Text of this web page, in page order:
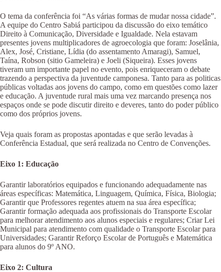
O tema da conferência foi “As várias formas de mudar nossa cidade”.
A equipe do Centro Sabiá participou da discussão do eixo temático
Direito à Comunicação, Diversidade e Igualdade. Nela estavam
presentes jovens multiplicadores de agroecologia que foram: Joselânia,
Alex, José, Cristiane, Lídia (do assentamento Amaragi), Samuel,
Taína, Robson (sitio Gameleira) e Joeli (Siqueira). Esses jovens
tiveram um importante papel no evento, pois enriqueceram o debate
trazendo a perspectiva da juventude camponesa. Tanto para as politicas
públicas voltadas aos jovens do campo, como em questões como lazer
e educação. A juventude rural mais uma vez marcando presença nos
espaços onde se pode discutir direito e deveres, tanto do poder público
como dos próprios jovens.
Veja quais foram as propostas apontadas e que serão levadas à
Conferência Estadual, que será realizada no Centro de Convenções.
Eixo 1: Educação
Garantir laboratórios equipados e funcionando adequadamente nas
áreas específicas: Matemática, Linguagem, Química, Física, Biologia;
Garantir que Professores regentes atuem na sua área específica;
Garantir formação adequada aos profissionais do Transporte Escolar
para melhorar atendimento aos alunos especiais e regulares; Criar Lei
Municipal para atendimento com qualidade o Transporte Escolar para
Universidades; Garantir Reforço Escolar de Português e Matemática
para alunos do 9º ANO.
Eixo 2: Cultura